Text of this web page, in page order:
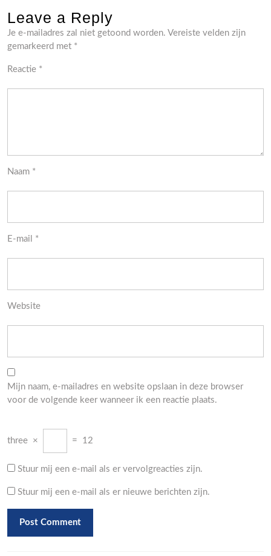
Leave a Reply
Je e-mailadres zal niet getoond worden. Vereiste velden zijn
gemarkeerd met *
Reactie *
Naam *
E-mail *
Website
Mijn naam, e-mailadres en website opslaan in deze browser
voor de volgende keer wanneer ik een reactie plaats.
three × = 12
Stuur mij een e-mail als er vervolgreacties zijn.
Stuur mij een e-mail als er nieuwe berichten zijn.